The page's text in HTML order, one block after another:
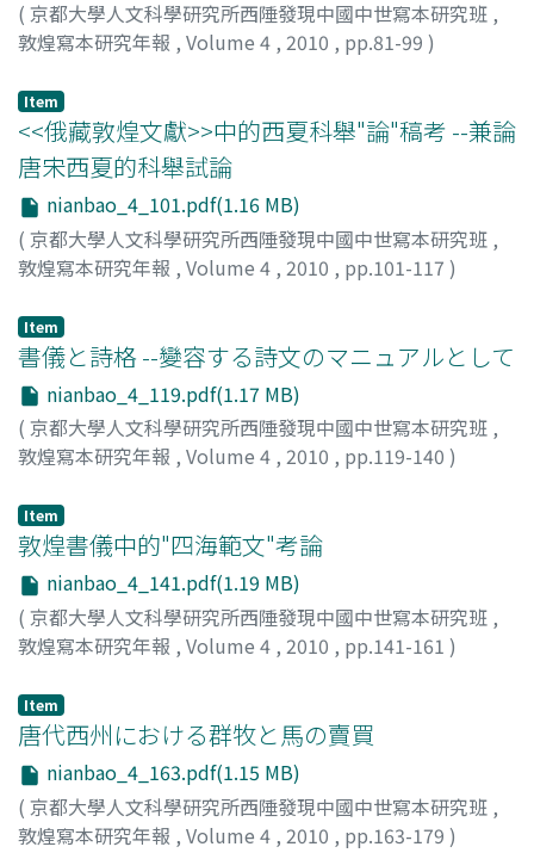
聲樂。再者, 如果檢討這些寫卷, 凡有近半數以上在<下女夫
詞>的前後, 還抄錄了「障車文」和「咒願新郞、新婦」文
字, 而「障車文」都以韻文歌唱的<兒郞偉>作為題名, 卻沒
被收錄在<下女夫詞>一篇裡頭, 恐非合宜。如果根據S.6207
號寫卷<<今時禮書本>>的抄寫內容及十四個小篇題, 以及
「張敖<<新集吉凶書儀・吉儀卷上>>」一書所錄的婚禮節
目及篇章, <下女夫詞>的原始名義應該僅限於「下婿」兒女
對答的部分, 縱使一些抄本以<下女夫詞>一名作為冠首篇題
的總稱, 也應該含括於後面抄寫的「咒願新人」, 甚至也可以
收入前面的「障車文」部分, 畢竟這些都是婚禮中最具趣味
性的戲舞節目。最後, 透過「障車文」中的「兒郞偉」, 追索
其原始意義實來自於先秦兩漢以迄唐代的「驅儺」年俗, 除
了對於侲子驅逐厲鬼行為的讚頌歌唱外, 亦帶有和聲壯膽的
作用。其後的「上梁文」之援用「兒郞偉」, 並非如吳曾及
樓大防的說法把它看成勞動歌曲, 象徵著協力舉梁的工作唱
和樂聲 ; 主要還是和驅儺的性質類似, 期望將土地龍神以及
文」之使用「兒郞偉」具有異曲同工之妙, 期望將攔街求索
財物的群眾驅離, 有如兒郞侲子驅逐厲鬼般的意義延伸。
( 京都大學人文科學研究所西陲發現中國中世寫本研究班 ,
敦煌寫本研究年報 , Volume 4 , 2010 , pp.81-99 )
Item
<<俄藏敦煌文獻>>中的西夏科舉"論"稿考 --兼論
唐宋西夏的科舉試論
nianbao_4_101.pdf(1.16 MB)
( 京都大學人文科學研究所西陲發現中國中世寫本研究班 ,
敦煌寫本研究年報 , Volume 4 , 2010 , pp.101-117 )
Item
書儀と詩格 --變容する詩文のマニュアルとして
nianbao_4_119.pdf(1.17 MB)
( 京都大學人文科學研究所西陲發現中國中世寫本研究班 ,
敦煌寫本研究年報 , Volume 4 , 2010 , pp.119-140 )
Item
敦煌書儀中的"四海範文"考論
nianbao_4_141.pdf(1.19 MB)
( 京都大學人文科學研究所西陲發現中國中世寫本研究班 ,
敦煌寫本研究年報 , Volume 4 , 2010 , pp.141-161 )
Item
唐代西州における群牧と馬の賣買
nianbao_4_163.pdf(1.15 MB)
( 京都大學人文科學研究所西陲發現中國中世寫本研究班 ,
敦煌寫本研究年報 , Volume 4 , 2010 , pp.163-179 )